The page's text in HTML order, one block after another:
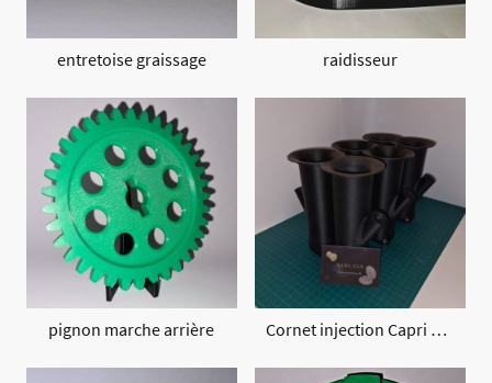
entretoise graissage raidisseur
pignon marche arrière Cornet injection Capri RS 2600